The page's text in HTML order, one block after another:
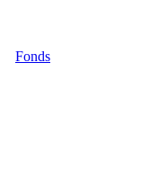
Fonds